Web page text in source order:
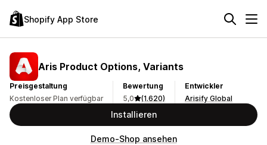
Shopify App Store
Aris Product Options, Variants
Preisgestaltung
Kostenloser Plan verfügbar
Bewertung
5,0
(1.620)
Entwickler
Arisify Global
Installieren
Demo-Shop ansehen